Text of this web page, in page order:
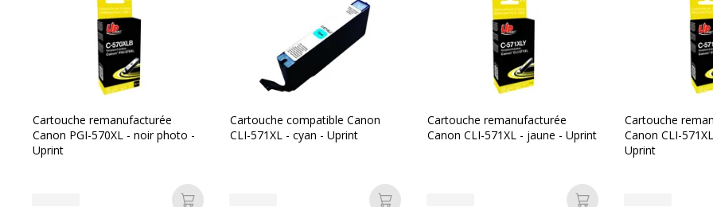
Cartouche remanufacturée
Canon PGI-570XL - noir photo -
Uprint
Cartouche compatible Canon
CLI-571XL - cyan - Uprint
Cartouche remanufacturée
Canon CLI-571XL - jaune - Uprint
Cartouche
Canon CLI-
Uprint